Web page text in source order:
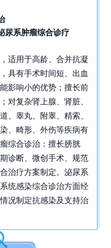
尿系肿瘤综合诊疗
适用于高龄、合并抗凝
具有手术时间短、出血
影响小的优势；擅长前
对复杂肾上腺、肾脏、
、睾丸、附睾、精索、
、畸形、外伤等疾病有
综合诊治：擅长膀胱
诊断、微创手术、规范
治疗方案制定。泌尿系
统感染综合诊治方面经
况制定抗感染及支持治